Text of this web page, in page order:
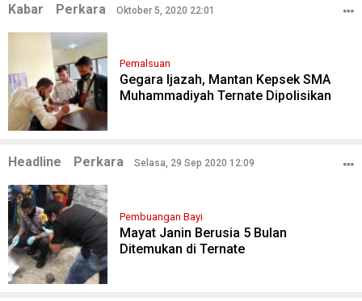
Kabar Perkara Oktober 5, 2020 22:01
Pemalsuan
Gegara Ijazah, Mantan Kepsek SMA
Muhammadiyah Ternate Dipolisikan
Headline Perkara Selasa, 29 Sep 2020 12:09
Pembuangan Bayi
Mayat Janin Berusia 5 Bulan
Ditemukan di Ternate